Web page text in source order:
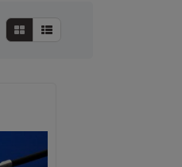
Afficher
GrilleListe